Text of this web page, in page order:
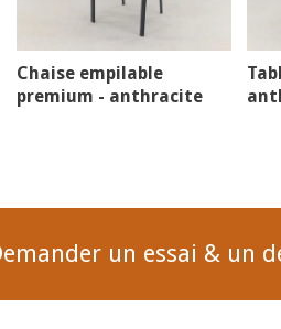
Chaise empilable
premium - anthracite
un essai & un